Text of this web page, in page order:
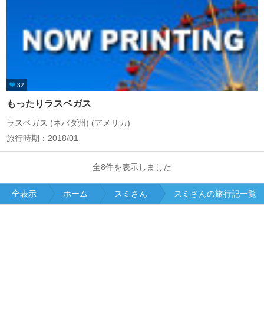
32
もったりラスベガス
ラスベガス (ネバダ州) (アメリカ)
旅行時期：2018/01
全8件を表示しました
全表示 ホーム スミさん スミさんの旅行記一覧